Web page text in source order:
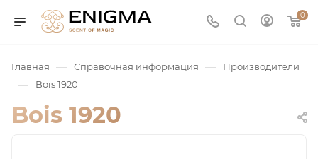
0
Главная — Справочная информация — Производители
— Bois 1920
Bois 1920